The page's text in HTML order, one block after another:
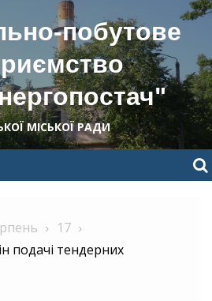
побутове
МІСЬКОЇ РАДИ
17
подачі тендерних